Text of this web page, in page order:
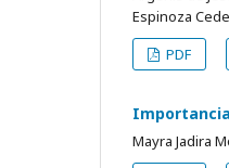
Espinoza
PDF
Mayra Jadira